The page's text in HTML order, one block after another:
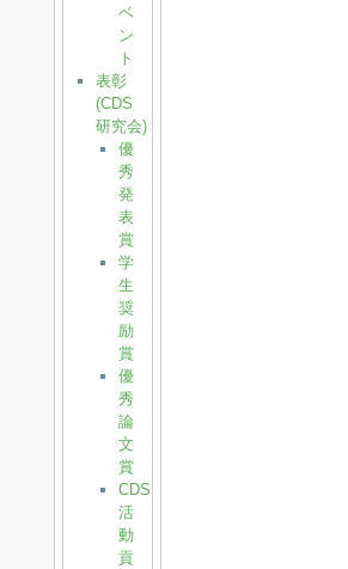
ベ
ン
ト
表彰
(CDS
研究会)
優
秀
発
表
賞
学
生
奨
励
賞
優
秀
論
文
賞
CDS
活
動
貢